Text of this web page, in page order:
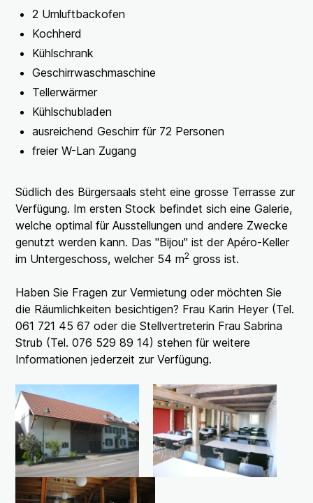
2 Umluftbackofen
Kochherd
Kühlschrank
Geschirrwaschmaschine
Tellerwärmer
Kühlschubladen
ausreichend Geschirr für 72 Personen
freier W-Lan Zugang
Südlich des Bürgersaals steht eine grosse Terrasse zur
Verfügung. Im ersten Stock befindet sich eine Galerie,
welche optimal für Ausstellungen und andere Zwecke
genutzt werden kann. Das "Bijou" ist der Apéro-Keller
im Untergeschoss, welcher 54 m2 gross ist.
Haben Sie Fragen zur Vermietung oder möchten Sie
die Räumlichkeiten besichtigen? Frau Karin Heyer (Tel.
061 721 45 67 oder die Stellvertreterin Frau Sabrina
Strub (Tel. 076 529 89 14) stehen für weitere
Informationen jederzeit zur Verfügung.